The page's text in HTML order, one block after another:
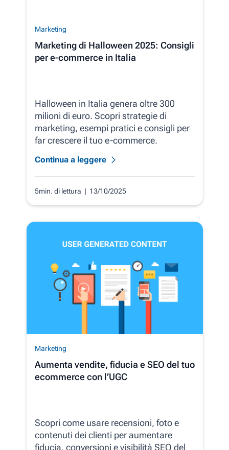
Marketing
Marketing di Halloween 2025: Consigli
per e-commerce in Italia
Halloween in Italia genera oltre 300
milioni di euro. Scopri strategie di
marketing, esempi pratici e consigli per
far crescere il tuo e-commerce.
Continua a leggere
5min. di lettura | 13/10/2025
Marketing
Aumenta vendite, fiducia e SEO del tuo
ecommerce con l’UGC
Scopri come usare recensioni, foto e
contenuti dei clienti per aumentare
fiducia, conversioni e visibilità SEO del